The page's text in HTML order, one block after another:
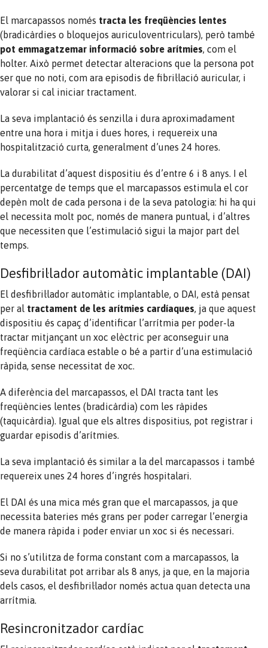
El marcapassos només tracta les freqüències lentes
(bradicàrdies o bloquejos auriculoventriculars), però també
pot emmagatzemar informació sobre arítmies , com el
holter. Això permet detectar alteracions que la persona pot
ser que no noti, com ara episodis de fibril·lació auricular, i
valorar si cal iniciar tractament.
La seva implantació és senzilla i dura aproximadament
entre una hora i mitja i dues hores, i requereix una
hospitalització curta, generalment d’unes 24 hores.
La durabilitat d’aquest dispositiu és d’entre 6 i 8 anys. I el
percentatge de temps que el marcapassos estimula el cor
depèn molt de cada persona i de la seva patologia: hi ha qui
el necessita molt poc, només de manera puntual, i d’altres
que necessiten que l’estimulació sigui la major part del
temps.
Desfibril·lador automàtic implantable (DAI)
El desfibril·lador automàtic implantable, o DAI, està pensat
per al tractament de les arítmies cardíaques , ja que aquest
dispositiu és capaç d’identificar l’arrítmia per poder-la
tractar mitjançant un xoc elèctric per aconseguir una
freqüència cardíaca estable o bé a partir d’una estimulació
ràpida, sense necessitat de xoc.
A diferència del marcapassos, el DAI tracta tant les
freqüències lentes (bradicàrdia) com les ràpides
(taquicàrdia). Igual que els altres dispositius, pot registrar i
guardar episodis d’arítmies.
La seva implantació és similar a la del marcapassos i també
requereix unes 24 hores d’ingrés hospitalari.
El DAI és una mica més gran que el marcapassos, ja que
necessita bateries més grans per poder carregar l’energia
de manera ràpida i poder enviar un xoc si és necessari.
Si no s’utilitza de forma constant com a marcapassos, la
seva durabilitat pot arribar als 8 anys, ja que, en la majoria
dels casos, el desfibril·lador només actua quan detecta una
arrítmia.
Resincronitzador cardíac